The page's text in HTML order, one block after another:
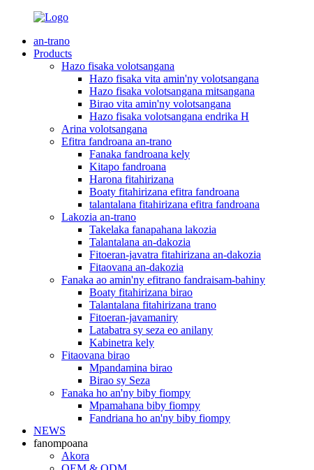
an-trano
Products
Hazo fisaka volotsangana
Hazo fisaka vita amin'ny volotsangana
Hazo fisaka volotsangana mitsangana
Birao vita amin'ny volotsangana
Hazo fisaka volotsangana endrika H
Arina volotsangana
Efitra fandroana an-trano
Fanaka fandroana kely
Kitapo fandroana
Harona fitahirizana
Boaty fitahirizana efitra fandroana
talantalana fitahirizana efitra fandroana
Lakozia an-trano
Takelaka fanapahana lakozia
Talantalana an-dakozia
Fitoeran-javatra fitahirizana an-dakozia
Fitaovana an-dakozia
Fanaka ao amin'ny efitrano fandraisam-bahiny
Boaty fitahirizana birao
Talantalana fitahirizana trano
Fitoeran-javamaniry
Latabatra sy seza eo anilany
Kabinetra kely
Fitaovana birao
Mpandamina birao
Birao sy Seza
Fanaka ho an'ny biby fiompy
Mpamahana biby fiompy
Fandriana ho an'ny biby fiompy
NEWS
fanompoana
Akora